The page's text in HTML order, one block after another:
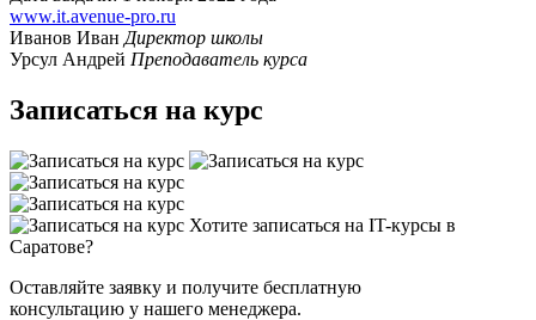
www.it.avenue-pro.ru
Иванов Иван Директор школы
Урсул Андрей Преподаватель курса
Записаться на курс
Хотите записаться на IT-курсы в
Саратове?
Оставляйте заявку и получите бесплатную
консультацию у нашего менеджера.